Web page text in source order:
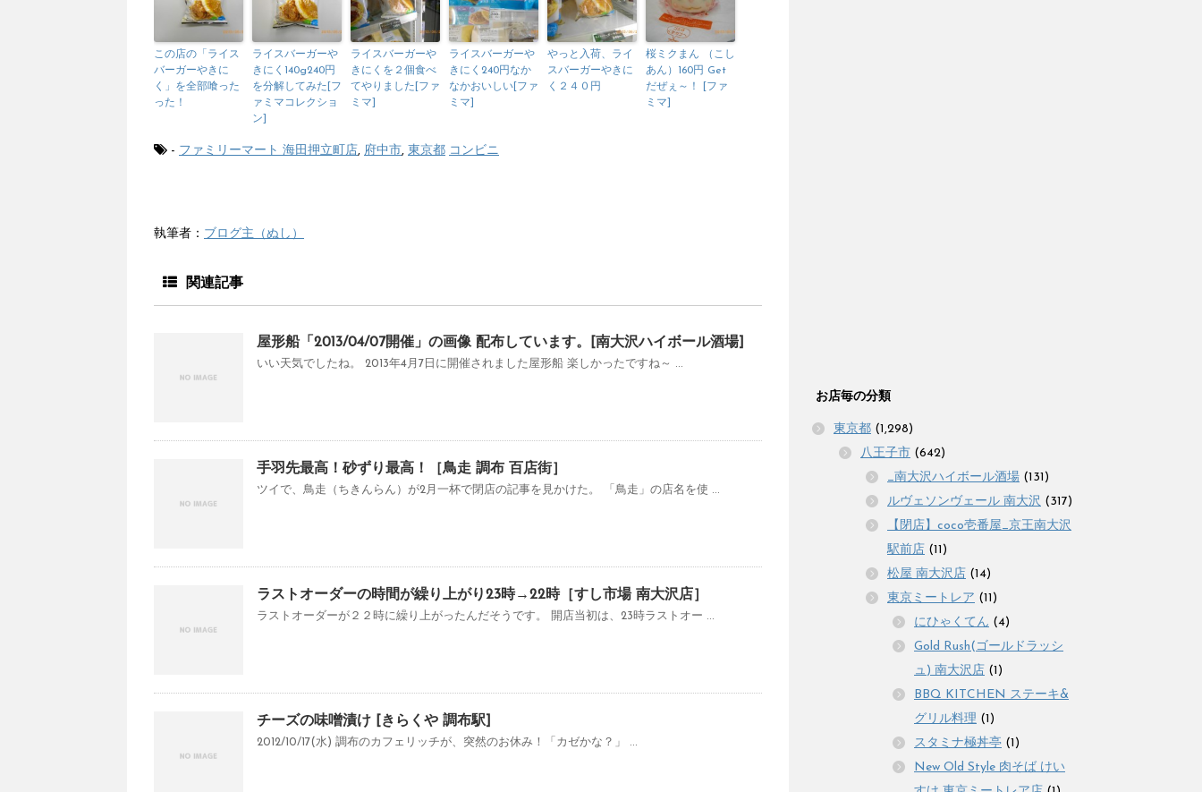
この店の「ライス
バーガーやきに
く」を全部喰った
った！
ライスバーガーや
きにく140g240円
を分解してみた[フ
ァミマコレクショ
ン]
ライスバーガーや
きにくを２個食べ
てやりました[ファ
ミマ]
ライスバーガーや
きにく240円なか
なかおいしい[ファ
ミマ]
やっと入荷、ライ
スバーガーやきに
く２４０円
桜ミクまん （こし
あん）160円 Get
だぜぇ～！ [ファ
ミマ]
- ファミリーマート 海田押立町店, 府中市, 東京都 コンビニ
執筆者： ブログ主（ぬし）
関連記事
屋形船「2013/04/07開催」の画像 配布しています。[南大沢ハイボール酒場]
いい天気でしたね。 2013年4月7日に開催されました屋形船 楽しかったですね～ ...
手羽先最高！砂ずり最高！［鳥走 調布 百店街］
ツイで、鳥走（ちきんらん）が2月一杯で閉店の記事を見かけた。 「鳥走」の店名を使 ...
ラストオーダーの時間が繰り上がり23時→22時［すし市場 南大沢店］
ラストオーダーが２２時に繰り上がったんだそうです。 開店当初は、23時ラストオー ...
チーズの味噌漬け [きらくや 調布駅]
2012/10/17(水) 調布のカフェリッチが、突然のお休み！「カゼかな？」 ...
お店毎の分類
東京都 (1,298)
八王子市 (642)
_南大沢ハイボール酒場 (131)
ルヴェソンヴェール 南大沢 (317)
【閉店】coco壱番屋_京王南大沢
駅前店 (11)
松屋 南大沢店 (14)
東京ミートレア (11)
にひゃくてん (4)
Gold Rush(ゴールドラッシ
ュ) 南大沢店 (1)
BBQ KITCHEN ステーキ&
グリル料理 (1)
スタミナ極丼亭 (1)
New Old Style 肉そば けい